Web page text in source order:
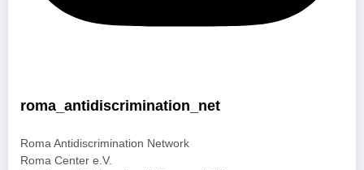
roma_antidiscrimination_net
Roma Antidiscrimination Network
Roma Center e.V.